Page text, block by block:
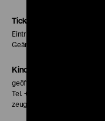
Tickets
Eintritt 5 €
Geänderte Preise sind im
Kinokasse
geöffnet 30 Minuten vor
Tel. + 49 30 20304-770
zeughauskino@dhm.de